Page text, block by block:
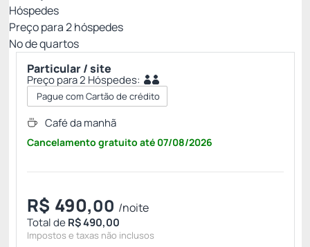
Hóspedes
Preço para2hóspedes
Nº de quartos
Particular / site
Preço para 2 Hóspedes:
Pague com Cartão de crédito
Café da manhã
Cancelamento gratuito até 07/08/2026
R$ 490,00 /noite
Total deR$ 490,00
Impostos e taxas não inclusos